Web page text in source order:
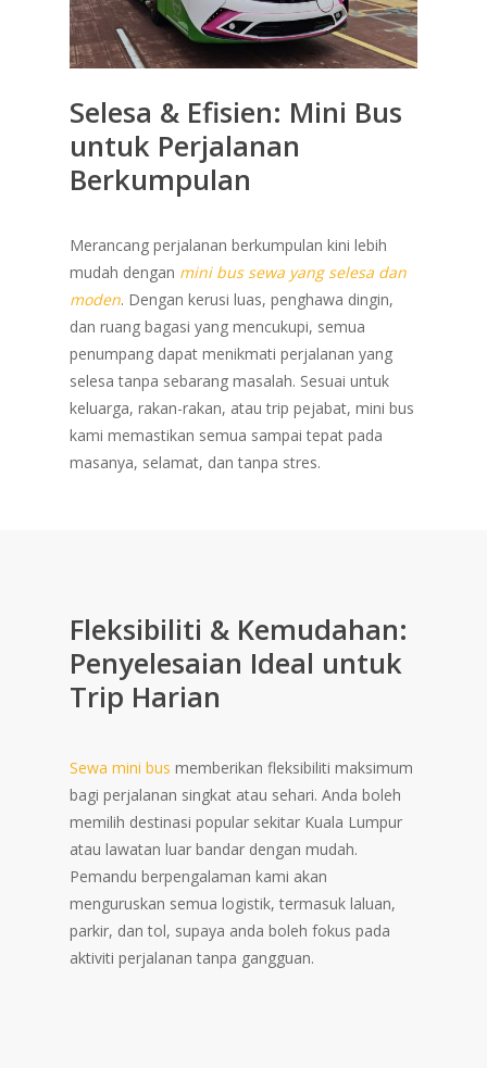
Selesa & Efisien: Mini Bus
untuk Perjalanan
Berkumpulan
Merancang perjalanan berkumpulan kini lebih
mudah dengan mini bus sewa yang selesa dan
moden. Dengan kerusi luas, penghawa dingin,
dan ruang bagasi yang mencukupi, semua
penumpang dapat menikmati perjalanan yang
selesa tanpa sebarang masalah. Sesuai untuk
keluarga, rakan-rakan, atau trip pejabat, mini bus
kami memastikan semua sampai tepat pada
masanya, selamat, dan tanpa stres.
Fleksibiliti & Kemudahan:
Penyelesaian Ideal untuk
Trip Harian
Sewa mini bus memberikan fleksibiliti maksimum
bagi perjalanan singkat atau sehari. Anda boleh
memilih destinasi popular sekitar Kuala Lumpur
atau lawatan luar bandar dengan mudah.
Pemandu berpengalaman kami akan
menguruskan semua logistik, termasuk laluan,
parkir, dan tol, supaya anda boleh fokus pada
aktiviti perjalanan tanpa gangguan.